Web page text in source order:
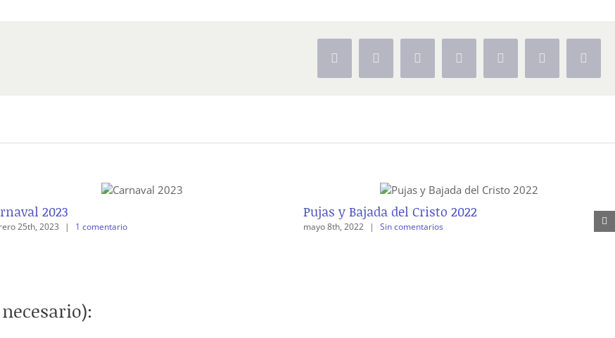
Facebook
X Reddit LinkedInTumblr PinterestVk
2023
25th, 2023 | 1 comentario
Pujas y Bajada del Cristo 2022
mayo 8th, 2022 | Sin comentarios